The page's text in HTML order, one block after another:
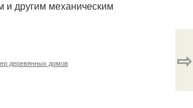
и другим механическим
деревянных домов ⇨